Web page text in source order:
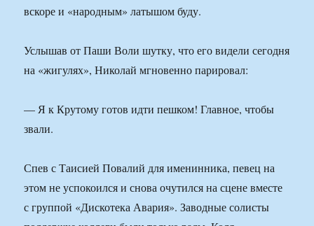
вскоре и «народным» латышом буду.
Услышав от Паши Воли шутку, что его видели сегодня
на «жигулях», Николай мгновенно парировал:
— Я к Крутому готов идти пешком! Главное, чтобы
звали.
Спев с Таисией Повалий для именинника, певец на
этом не успокоился и снова очутился на сцене вместе
с группой «Дискотека Авария». Заводные солисты